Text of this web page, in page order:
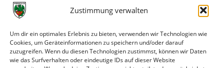
Zustimmung verwalten
Um dir ein optimales Erlebnis zu bieten, verwenden wir Technologien wie
Cookies, um Geräteinformationen zu speichern und/oder darauf
zuzugreifen. Wenn du diesen Technologien zustimmst, können wir Daten
wie das Surfverhalten oder eindeutige IDs auf dieser Website
Happersberger), Nagel, Emerllahu – Böcher (75.
Bülbül), Bullinger – Hiyama, F. Schmidt, Reißmann
– Matsumoto.